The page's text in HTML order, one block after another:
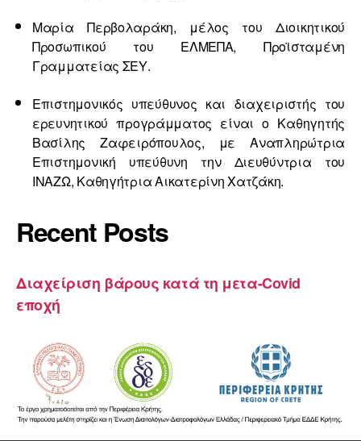
Μαρία Περβολαράκη, μέλος του Διοικητικού
Προσωπικού του ΕΛΜΕΠΑ, Προϊσταμένη
Γραμματείας ΣΕΥ.
Επιστημονικός υπεύθυνος και διαχειριστής του
ερευνητικού προγράμματος είναι ο Καθηγητής
Βασίλης Ζαφειρόπουλος, με Αναπληρώτρια
Επιστημονική υπεύθυνη την Διευθύντρια του
ΙΝΑΖΩ, Καθηγήτρια Αικατερίνη Χατζάκη.
Recent Posts
Διαχείριση βάρους κατά τη μετα-Covid
εποχή